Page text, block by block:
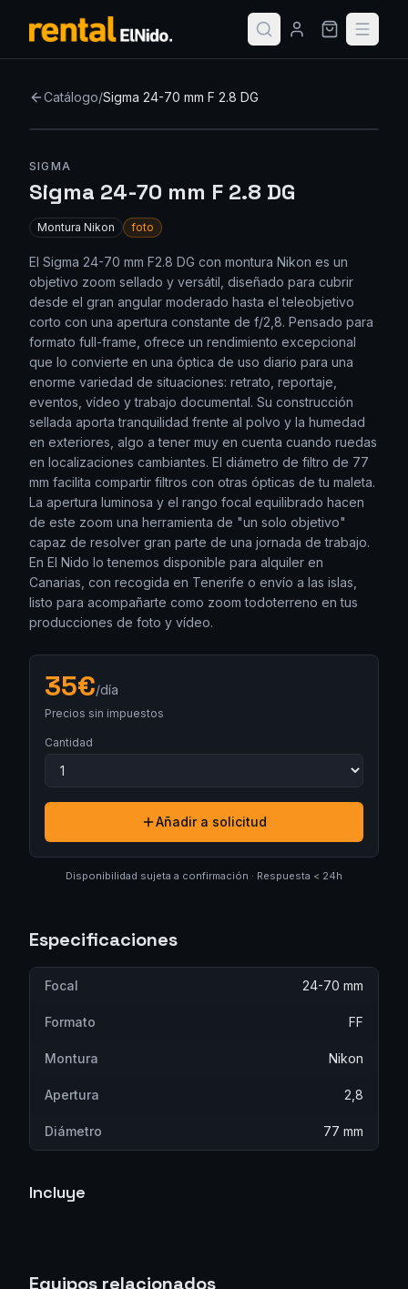
Catálogo/Sigma 24-70 mm F 2.8 DG
SIGMA
Sigma 24-70 mm F 2.8 DG
Montura Nikon foto
El Sigma 24-70 mm F2.8 DG con montura Nikon es un
objetivo zoom sellado y versátil, diseñado para cubrir
desde el gran angular moderado hasta el teleobjetivo
corto con una apertura constante de f/2,8. Pensado para
formato full-frame, ofrece un rendimiento excepcional
que lo convierte en una óptica de uso diario para una
enorme variedad de situaciones: retrato, reportaje,
eventos, vídeo y trabajo documental. Su construcción
sellada aporta tranquilidad frente al polvo y la humedad
en exteriores, algo a tener muy en cuenta cuando ruedas
en localizaciones cambiantes. El diámetro de filtro de 77
mm facilita compartir filtros con otras ópticas de tu maleta.
La apertura luminosa y el rango focal equilibrado hacen
de este zoom una herramienta de "un solo objetivo"
capaz de resolver gran parte de una jornada de trabajo.
En El Nido lo tenemos disponible para alquiler en
Canarias, con recogida en Tenerife o envío a las islas,
listo para acompañarte como zoom todoterreno en tus
producciones de foto y vídeo.
35€/día
Precios sin impuestos
Cantidad
Añadir a solicitud
Disponibilidad sujeta a confirmación · Respuesta < 24h
Especificaciones
Focal 24-70 mm
Formato FF
Montura Nikon
Apertura 2,8
Diámetro 77 mm
Incluye
Equipos relacionados